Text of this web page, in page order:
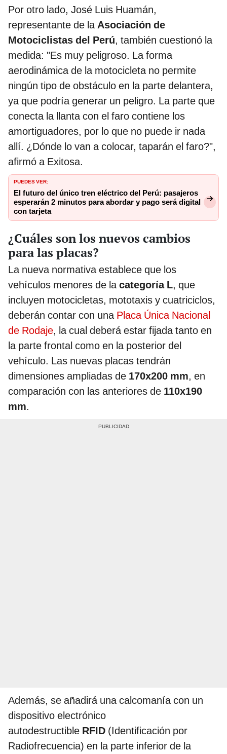
Por otro lado, José Luis Huamán,
representante de laAsociación de
Motociclistas del Perú, también cuestionó la
medida: "Es muy peligroso. La forma
aerodinámica de la motocicleta no permite
ningún tipo de obstáculo en la parte delantera,
ya que podría generar un peligro. La parte que
conecta la llanta con el faro contiene los
amortiguadores, por lo que no puede ir nada
allí. ¿Dónde lo van a colocar, taparán el faro?",
afirmó a Exitosa.
PUEDES VER:
El futuro del único tren eléctrico del Perú: pasajeros
esperarán 2 minutos para abordar y pago será digital
con tarjeta
¿Cuáles son los nuevos cambios
para las placas?
La nueva normativa establece que los
vehículos menores de lacategoría L, que
incluyen motocicletas, mototaxis y cuatriciclos,
deberán contar con una Placa Única Nacional
de Rodaje, la cual deberá estar fijada tanto en
la parte frontal como en la posterior del
vehículo. Las nuevas placas tendrán
dimensiones ampliadas de 170x200 mm, en
comparación con las anteriores de 110x190
mm.
Además, se añadirá una calcomanía con un
dispositivo electrónico
autodestructible RFID (Identificación por
Radiofrecuencia) en la parte inferior de la